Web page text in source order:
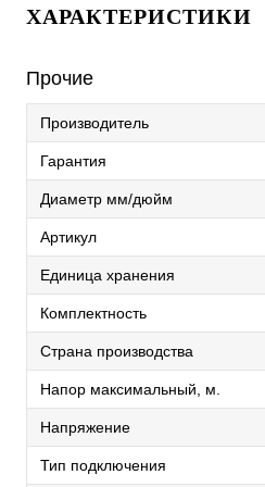
ХАРАКТЕРИСТИКИ
Прочие
Производитель
Гарантия
Диаметр мм/дюйм
Артикул
Единица хранения
Комплектность
Страна производства
Напор максимальный, м.
Напряжение
Тип подключения